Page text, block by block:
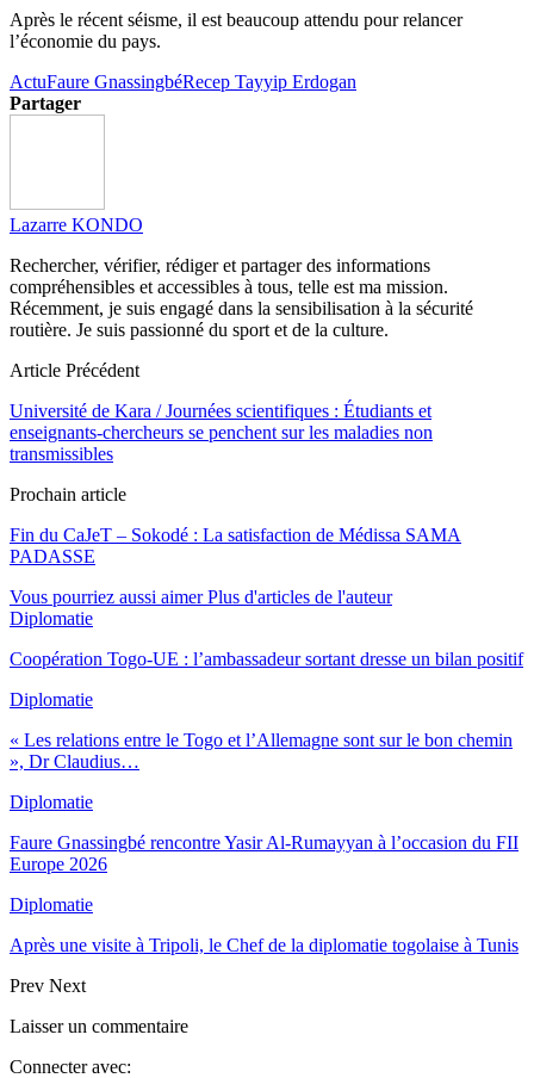
Après le récent séisme, il est beaucoup attendu pour relancer
l’économie du pays.
ActuFaure GnassingbéRecep Tayyip Erdogan
Partager
Lazarre KONDO
Rechercher, vérifier, rédiger et partager des informations
compréhensibles et accessibles à tous, telle est ma mission.
Récemment, je suis engagé dans la sensibilisation à la sécurité
routière. Je suis passionné du sport et de la culture.
Article Précédent
Université de Kara / Journées scientifiques : Étudiants et
enseignants-chercheurs se penchent sur les maladies non
transmissibles
Prochain article
Fin du CaJeT – Sokodé : La satisfaction de Médissa SAMA
PADASSE
Vous pourriez aussi aimer Plus d'articles de l'auteur
Diplomatie
Coopération Togo-UE : l’ambassadeur sortant dresse un bilan positif
Diplomatie
« Les relations entre le Togo et l’Allemagne sont sur le bon chemin
», Dr Claudius…
Diplomatie
Faure Gnassingbé rencontre Yasir Al-Rumayyan à l’occasion du FII
Europe 2026
Diplomatie
Après une visite à Tripoli, le Chef de la diplomatie togolaise à Tunis
Prev Next
Laisser un commentaire
Connecter avec: